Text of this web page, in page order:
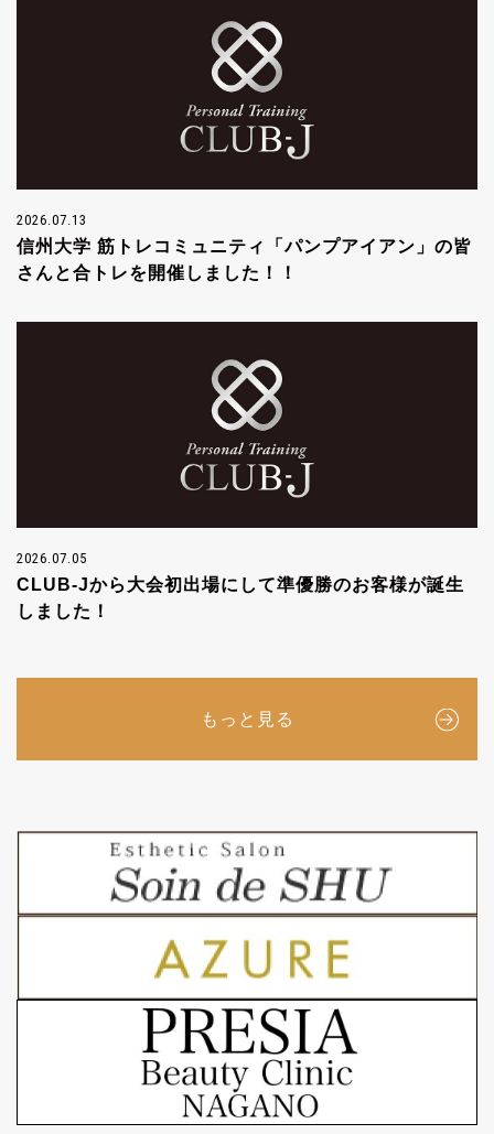
2026.07.13
信州大学 筋トレコミュニティ「パンプアイアン」の皆
さんと合トレを開催しました！！
2026.07.05
CLUB-Jから大会初出場にして準優勝のお客様が誕生
しました！
もっと見る